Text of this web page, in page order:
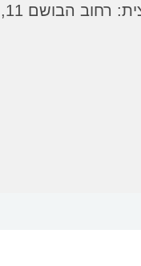
11, גילה ירושלים